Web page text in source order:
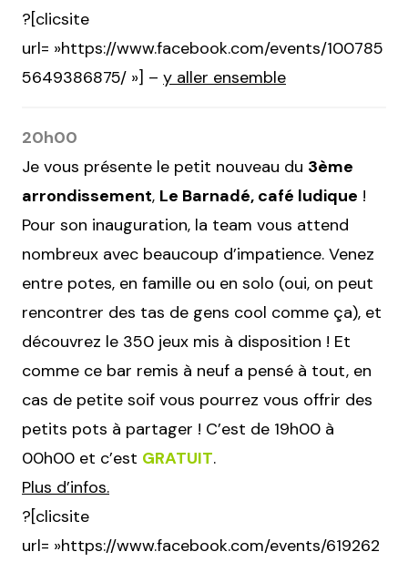
?[clicsite
url= »https://www.facebook.com/events/100785
5649386875/ »] – y aller ensemble
20h00
Je vous présente le petit nouveau du 3ème
arrondissement, Le Barnadé, café ludique !
Pour son inauguration, la team vous attend
nombreux avec beaucoup d’impatience. Venez
entre potes, en famille ou en solo (oui, on peut
rencontrer des tas de gens cool comme ça), et
découvrez le 350 jeux mis à disposition ! Et
comme ce bar remis à neuf a pensé à tout, en
cas de petite soif vous pourrez vous offrir des
petits pots à partager ! C’est de 19h00 à
00h00 et c’est GRATUIT.
Plus d’infos.
?[clicsite
url= »https://www.facebook.com/events/619262